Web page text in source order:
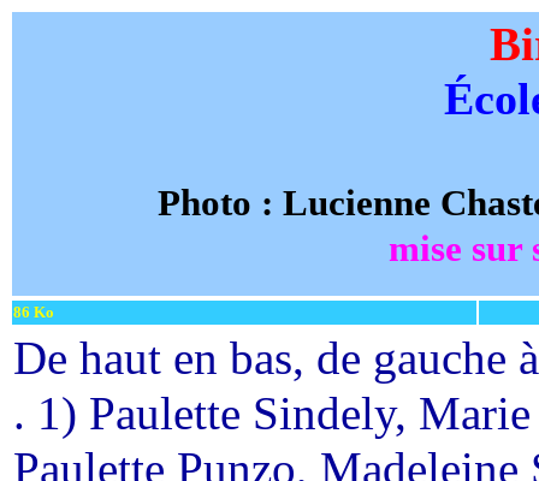
Photo : Lucienne
mise sur
86 Ko
De haut en bas, de gauche
. 1) Paulette Sindely,
Paulette Punzo,